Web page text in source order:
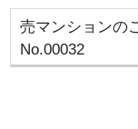
売マンションの
No.00032